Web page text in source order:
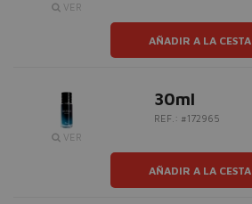
VER
AÑADIR A LA CESTA
VER
30ml
REF.: #172965
AÑADIR A LA CESTA